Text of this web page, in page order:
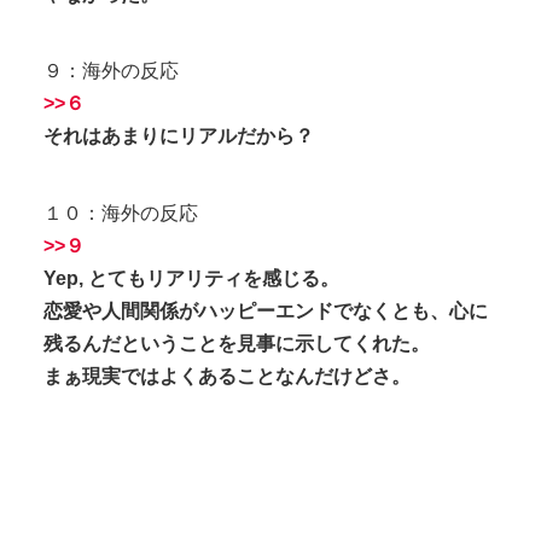
９：海外の反応
>>６
それはあまりにリアルだから？
１０：海外の反応
>>９
Yep, とてもリアリティを感じる。
恋愛や人間関係がハッピーエンドでなくとも、心に
残るんだということを見事に示してくれた。
まぁ現実ではよくあることなんだけどさ。